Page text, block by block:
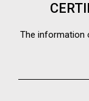
The information